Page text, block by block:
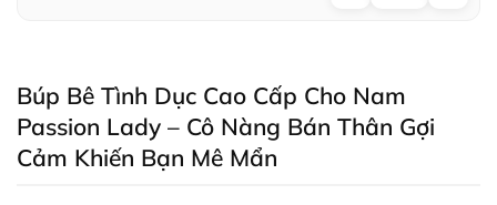
Búp Bê Tình Dục Cao Cấp Cho Nam
Passion Lady – Cô Nàng Bán Thân Gợi
Cảm Khiến Bạn Mê Mẩn